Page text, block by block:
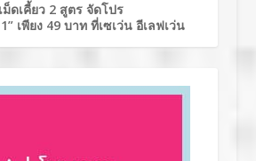
ดเคี้ยว 2 สูตร จัดโปร
เพียง 49 บาท ที่เซเว่น อีเลฟเว่น